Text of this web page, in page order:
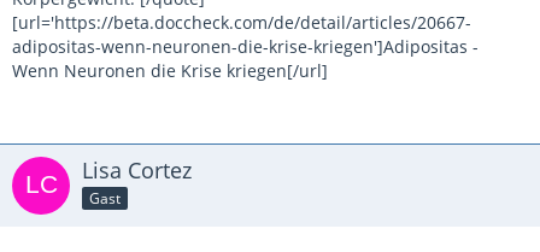
[url='https://beta.doccheck.com/de/detail/articles/20667-
adipositas-wenn-neuronen-die-krise-kriegen']Adipositas -
Wenn Neuronen die Krise kriegen[/url]
Lisa Cortez
Gast